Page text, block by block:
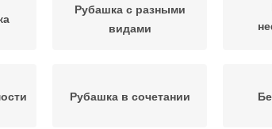
Рубашка с разными
видами
Рубашка в сочетании